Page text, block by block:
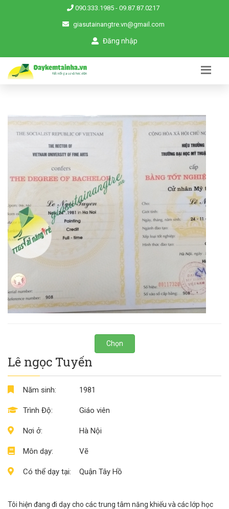
090.333.1985 - 09.87.87.0217
giasutainangtre.vn@gmail.com
Đăng nhập
Chọn
Lê ngọc Tuyến
Năm sinh:
Trình Độ:
Nơi ở:
Môn dạy:
Có thể dạy tại:
1981
Giáo viên
Hà Nội
Vẽ
Quận Tây Hồ
Tôi hiện đang đi dạy cho các trung tâm năng khiếu và các lớp học